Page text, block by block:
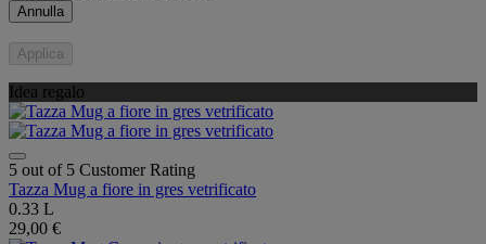
Annulla
Applica
Idea regalo
5 out of 5 Customer Rating
Tazza Mug a fiore in gres vetrificato
0.33 L
29,00 €